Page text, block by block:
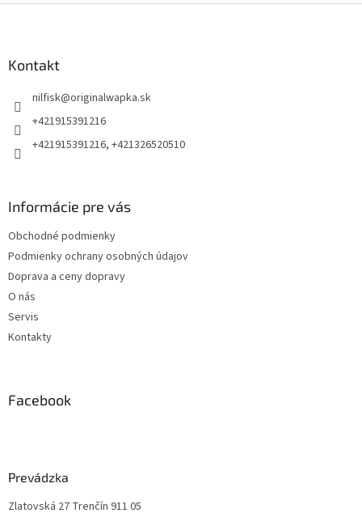
Kontakt
nilfisk@originalwapka.sk
+421915391216
+421915391216, +421326520510
Informácie pre vás
Obchodné podmienky
Podmienky ochrany osobných údajov
Doprava a ceny dopravy
O nás
Servis
Kontakty
Facebook
Prevádzka
Zlatovská 27 Trenčín 911 05